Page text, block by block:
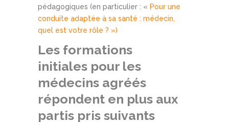
pédagogiques (en particulier : « Pour une
conduite adaptée à sa santé : médecin,
quel est votre rôle ? »)
Les formations
initiales pour les
médecins agréés
répondent en plus aux
partis pris suivants